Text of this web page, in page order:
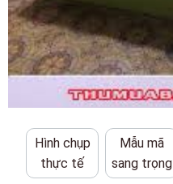
Hình chụp
thực tế
Mẫu mã
sang trọng